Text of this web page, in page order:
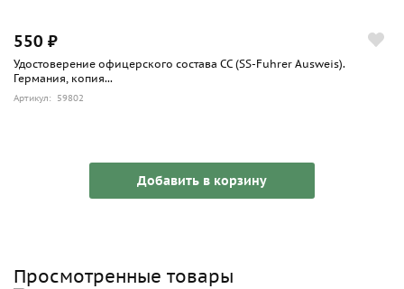
550 ₽
Удостоверение офицерского состава СС (SS-Fuhrer Ausweis).
Германия, копия...
Артикул: 59802
Добавить в корзину
Просмотренные товары